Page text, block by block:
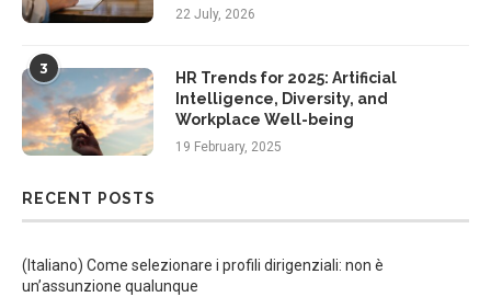
22 July, 2026
3
HR Trends for 2025: Artificial
Intelligence, Diversity, and
Workplace Well-being
19 February, 2025
RECENT POSTS
(Italiano) Come selezionare i profili dirigenziali: non è
un’assunzione qualunque